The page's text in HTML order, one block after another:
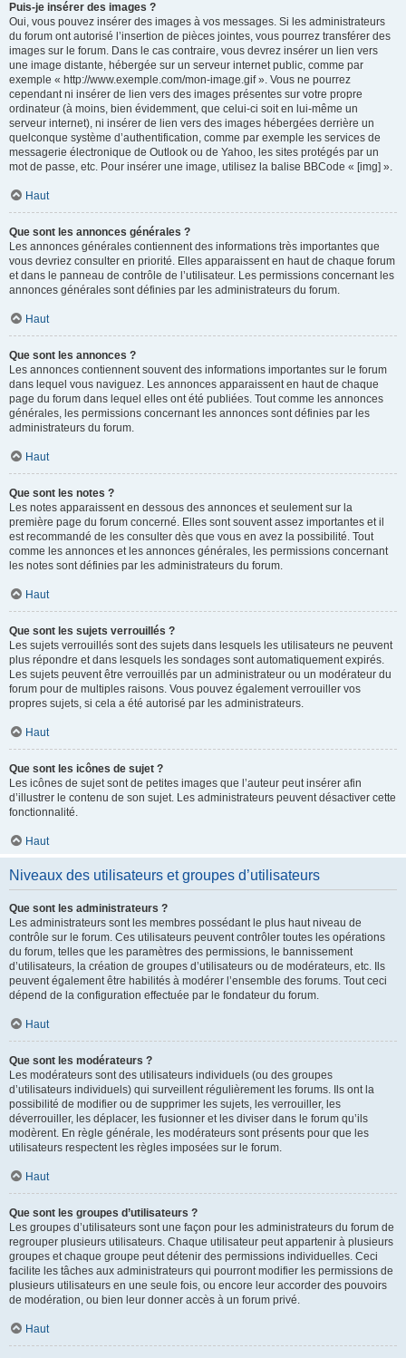
Puis-je insérer des images ?
Oui, vous pouvez insérer des images à vos messages. Si les administrateurs
du forum ont autorisé l’insertion de pièces jointes, vous pourrez transférer des
images sur le forum. Dans le cas contraire, vous devrez insérer un lien vers
une image distante, hébergée sur un serveur internet public, comme par
exemple « http://www.exemple.com/mon-image.gif ». Vous ne pourrez
cependant ni insérer de lien vers des images présentes sur votre propre
ordinateur (à moins, bien évidemment, que celui-ci soit en lui-même un
serveur internet), ni insérer de lien vers des images hébergées derrière un
quelconque système d’authentification, comme par exemple les services de
messagerie électronique de Outlook ou de Yahoo, les sites protégés par un
mot de passe, etc. Pour insérer une image, utilisez la balise BBCode « [img] ».
Haut
Que sont les annonces générales ?
Les annonces générales contiennent des informations très importantes que
vous devriez consulter en priorité. Elles apparaissent en haut de chaque forum
et dans le panneau de contrôle de l’utilisateur. Les permissions concernant les
annonces générales sont définies par les administrateurs du forum.
Haut
Que sont les annonces ?
Les annonces contiennent souvent des informations importantes sur le forum
dans lequel vous naviguez. Les annonces apparaissent en haut de chaque
page du forum dans lequel elles ont été publiées. Tout comme les annonces
générales, les permissions concernant les annonces sont définies par les
administrateurs du forum.
Haut
Que sont les notes ?
Les notes apparaissent en dessous des annonces et seulement sur la
première page du forum concerné. Elles sont souvent assez importantes et il
est recommandé de les consulter dès que vous en avez la possibilité. Tout
comme les annonces et les annonces générales, les permissions concernant
les notes sont définies par les administrateurs du forum.
Haut
Que sont les sujets verrouillés ?
Les sujets verrouillés sont des sujets dans lesquels les utilisateurs ne peuvent
plus répondre et dans lesquels les sondages sont automatiquement expirés.
Les sujets peuvent être verrouillés par un administrateur ou un modérateur du
forum pour de multiples raisons. Vous pouvez également verrouiller vos
propres sujets, si cela a été autorisé par les administrateurs.
Haut
Que sont les icônes de sujet ?
Les icônes de sujet sont de petites images que l’auteur peut insérer afin
d’illustrer le contenu de son sujet. Les administrateurs peuvent désactiver cette
fonctionnalité.
Haut
Niveaux des utilisateurs et groupes d’utilisateurs
Que sont les administrateurs ?
Les administrateurs sont les membres possédant le plus haut niveau de
contrôle sur le forum. Ces utilisateurs peuvent contrôler toutes les opérations
du forum, telles que les paramètres des permissions, le bannissement
d’utilisateurs, la création de groupes d’utilisateurs ou de modérateurs, etc. Ils
peuvent également être habilités à modérer l’ensemble des forums. Tout ceci
dépend de la configuration effectuée par le fondateur du forum.
Haut
Que sont les modérateurs ?
Les modérateurs sont des utilisateurs individuels (ou des groupes
d’utilisateurs individuels) qui surveillent régulièrement les forums. Ils ont la
possibilité de modifier ou de supprimer les sujets, les verrouiller, les
déverrouiller, les déplacer, les fusionner et les diviser dans le forum qu’ils
modèrent. En règle générale, les modérateurs sont présents pour que les
utilisateurs respectent les règles imposées sur le forum.
Haut
Que sont les groupes d’utilisateurs ?
Les groupes d’utilisateurs sont une façon pour les administrateurs du forum de
regrouper plusieurs utilisateurs. Chaque utilisateur peut appartenir à plusieurs
groupes et chaque groupe peut détenir des permissions individuelles. Ceci
facilite les tâches aux administrateurs qui pourront modifier les permissions de
plusieurs utilisateurs en une seule fois, ou encore leur accorder des pouvoirs
de modération, ou bien leur donner accès à un forum privé.
Haut